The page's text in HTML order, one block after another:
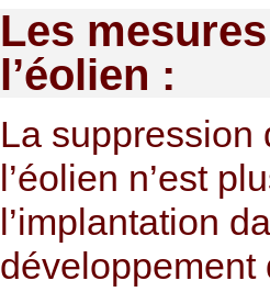
Les
l’éolien :
La suppression
l’éolien n’est
l’implantation
développement